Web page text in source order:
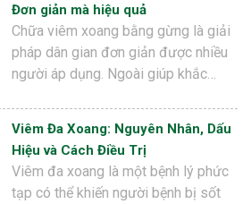
Đơn giản mà hiệu quả
Chữa viêm xoang bằng gừng là giải
pháp dân gian đơn giản được nhiều
người áp dụng. Ngoài giúp khắc…
Viêm Đa Xoang: Nguyên Nhân, Dấu
Hiệu và Cách Điều Trị
Viêm đa xoang là một bệnh lý phức
tạp có thể khiến người bệnh bị sốt